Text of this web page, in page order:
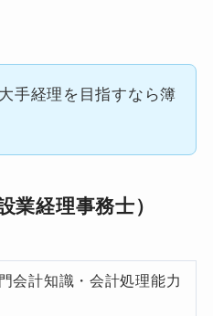
手経理を目指すなら簿
業経理事務士）
会計知識・会計処理能力